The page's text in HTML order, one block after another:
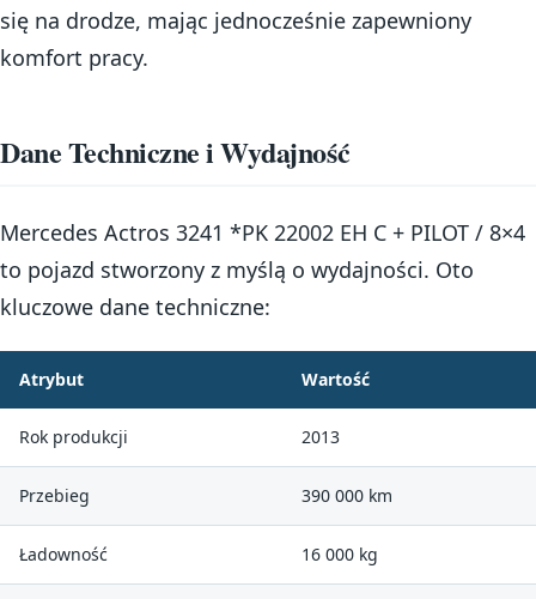
się na drodze, mając jednocześnie zapewniony
komfort pracy.
Dane Techniczne i Wydajność
Mercedes Actros 3241 *PK 22002 EH C + PILOT / 8×4
to pojazd stworzony z myślą o wydajności. Oto
kluczowe dane techniczne:
Atrybut Wartość
Rok produkcji 2013
Przebieg 390 000 km
Ładowność 16 000 kg